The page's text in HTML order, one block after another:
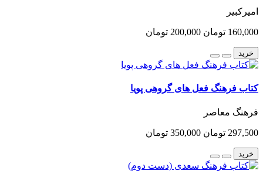
امیرکبیر
160,000 تومان 200,000 تومان
خرید
کتاب فرهنگ فعل های گروهی پویا
فرهنگ معاصر
297,500 تومان 350,000 تومان
خرید